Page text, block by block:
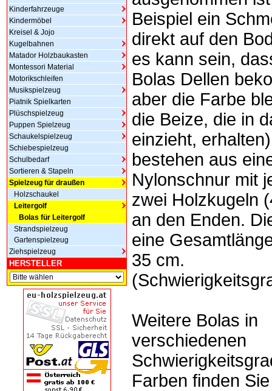
Kinderfahrzeuge
Kindermöbel
Kreisel & Jojo
Kugelbahnen
Matador Holzbaukasten
Montessori Material
Motorikschleifen
Musikspielzeug
Piatnik Spielkarten
Plüschspielzeug
Puppen Spielzeug
Schaukelspielzeug
Schiebespielzeug
Schulbedarf
Sortieren & Stapeln
Spielzeug für draußen
Holzschaukel
Leitergolf
Bolas für Leitergolf
Strandspielzeug
Gartenspielzeug
Ziehspielzeug
HERSTELLER
Beispiel ein
direkt auf den
es kann sein,
Bolas Dellen
aber die Farbe
die Beize, die in
einzieht,
bestehen aus
Nylonschnur mit
zwei Holzkugeln
an den Enden.
eine
35 cm.
Weitere Bolas in
verschiedenen
Farben finden